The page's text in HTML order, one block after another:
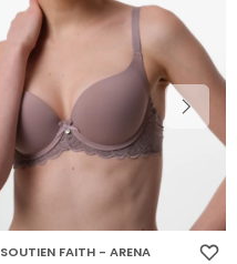
SOUTIEN FAITH - ARENA